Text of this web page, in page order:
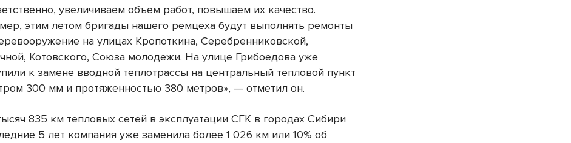
увеличиваем объем работ, повышаем их качество.
этим летом бригады нашего ремцеха будут выполнять ремонты
на улицах Кропоткина, Серебренниковской,
Котовского, Союза молодежи. На улице Грибоедова уже
к замене вводной теплотрассы на центральный тепловой пункт
300 мм и протяженностью 380 метров», — отметил он.
835 км тепловых сетей в эксплуатации СГК в городах Сибири
5 лет компания уже заменила более 1 026 км или 10% об